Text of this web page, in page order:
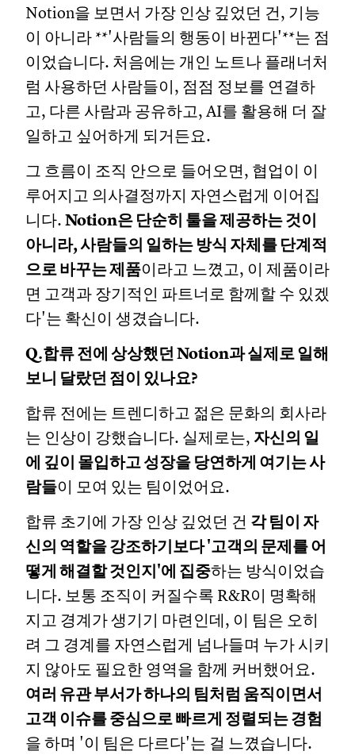
Notion을 보면서 가장 인상 깊었던 건, 기능
이 아니라 **'사람들의 행동이 바뀐다'**는 점
이었습니다. 처음에는 개인 노트나 플래너처
럼 사용하던 사람들이, 점점 정보를 연결하
고, 다른 사람과 공유하고, AI를 활용해 더 잘
일하고 싶어하게 되거든요.
그 흐름이 조직 안으로 들어오면, 협업이 이
루어지고 의사결정까지 자연스럽게 이어집
니다. Notion은 단순히 툴을 제공하는 것이
아니라, 사람들의 일하는 방식 자체를 단계적
으로 바꾸는 제품이라고 느꼈고, 이 제품이라
면 고객과 장기적인 파트너로 함께할 수 있겠
다'는 확신이 생겼습니다.
Q.합류 전에 상상했던 Notion과 실제로 일해
보니 달랐던 점이 있나요?
합류 전에는 트렌디하고 젊은 문화의 회사라
는 인상이 강했습니다. 실제로는, 자신의 일
에 깊이 몰입하고 성장을 당연하게 여기는 사
람들이 모여 있는 팀이었어요.
합류 초기에 가장 인상 깊었던 건 각 팀이 자
신의 역할을 강조하기보다 '고객의 문제를 어
떻게 해결할 것인지'에 집중하는 방식이었습
니다. 보통 조직이 커질수록 R&R이 명확해
지고 경계가 생기기 마련인데, 이 팀은 오히
려 그 경계를 자연스럽게 넘나들며 누가 시키
지 않아도 필요한 영역을 함께 커버했어요.
여러 유관 부서가 하나의 팀처럼 움직이면서
고객 이슈를 중심으로 빠르게 정렬되는 경험
을 하며 '이 팀은 다르다'는 걸 느꼈습니다.